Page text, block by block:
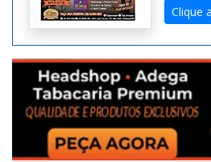
Clique